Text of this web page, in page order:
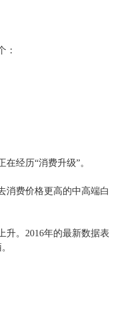
：
经历“消费升级”。
消费价格更高的中高端白
升。2016年的最新数据表